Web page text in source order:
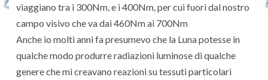
viaggiano tra i 300Nm, e i 400Nm, per cui fuori dal nostro
campo visivo che va dai 460Nm ai 700Nm
Anche io molti anni fa presumevo che la Luna potesse in
qualche modo produrre radiazioni luminose di qualche
genere che mi creavano reazioni su tessuti particolari